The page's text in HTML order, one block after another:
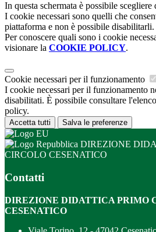
In questa schermata è possibile
I cookie necessari sono quelli che
piattaforma e non è possibile disabilitarli.
Per conoscere quali sono i cookie
visionare la COOKIE POLICY.
Cookie necessari per il funzionamento
I cookie necessari per il funzionamento
disabilitati. È possibile consultare
policy.
Accetta tutti Salva le preferenze
DIREZIONE
CIRCOLO CESENATICO
Contatti
DIREZIONE DIDATTICA PRIMO
CESENATICO